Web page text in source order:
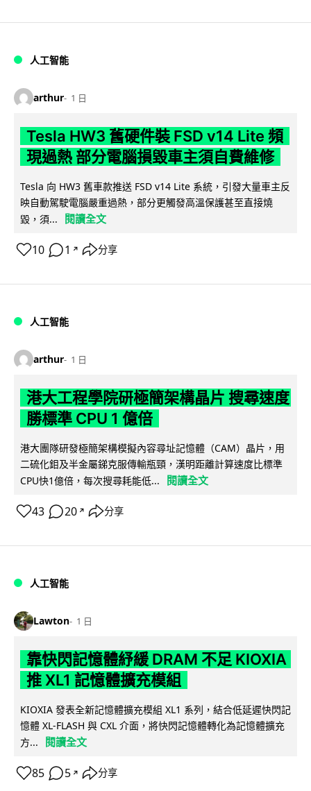
人工智能
arthur 1 日
Tesla HW3 舊硬件裝 FSD v14 Lite 頻
現過熱 部分電腦損毀車主須自費維修
Tesla 向 HW3 舊車款推送 FSD v14 Lite 系統，引發大量車主反
映自動駕駛電腦嚴重過熱，部分更觸發高溫保護甚至直接燒
毀，須...
閱讀全文
10 1 ↗ 分享
人工智能
arthur 1 日
港大工程學院研極簡架構晶片 搜尋速度
勝標準 CPU 1 億倍
港大團隊研發極簡架構模擬內容尋址記憶體（CAM）晶片，用
二硫化鉬及半金屬銻克服傳輸瓶頸，漢明距離計算速度比標準
CPU快1億倍，每次搜尋耗能低...
閱讀全文
43 20 ↗ 分享
人工智能
Lawton 1 日
靠快閃記憶體紓緩 DRAM 不足 KIOXIA
推 XL1 記憶體擴充模組
KIOXIA 發表全新記憶體擴充模組 XL1 系列，結合低延遲快閃記
憶體 XL-FLASH 與 CXL 介面，將快閃記憶體轉化為記憶體擴充
方...
閱讀全文
85 5 ↗ 分享